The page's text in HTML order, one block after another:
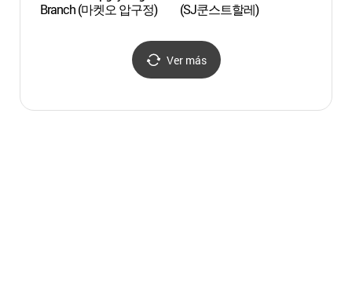
Branch (마켓오 압구정)
(SJ쿤스트할레)
Ver más